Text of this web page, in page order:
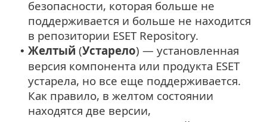
безопасности, которая больше не
поддерживается и больше не находится
в репозитории ESET Repository.
• Желтый (Устарело) — установленная
версия компонента или продукта ESET
устарела, но все еще поддерживается.
Как правило, в желтом состоянии
находятся две версии,